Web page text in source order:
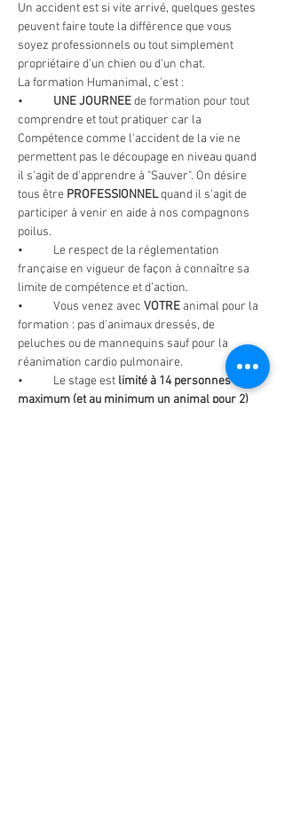
Un accident est si vite arrivé, quelques gestes
peuvent faire toute la différence que vous
soyez professionnels ou tout simplement
propriétaire d'un chien ou d'un chat.
La formation Humanimal, c'est :
UNE JOURNEE de formation pour tout
comprendre et tout pratiquer car la
Compétence comme l'accident de la vie ne
permettent pas le découpage en niveau quand
il s'agit de d'apprendre à "Sauver". On désire
tous être PROFESSIONNEL quand il s'agit de
participer à venir en aide à nos compagnons
poilus.
•	Le respect de la réglementation
française en vigueur de façon à connaître sa
limite de compétence et d’action.
•	Vous venez avec VOTRE animal pour la
formation : pas d'animaux dressés, de
peluches ou de mannequins sauf pour la
réanimation cardio pulmonaire.
•	Le stage est limité à 14 personnes
maximum (et au minimum un animal pour 2)